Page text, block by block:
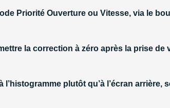
Priorité Ouverture ou Vitesse, via le
la correction à zéro après la prise de
l’histogramme plutôt qu’à l’écran arrière,